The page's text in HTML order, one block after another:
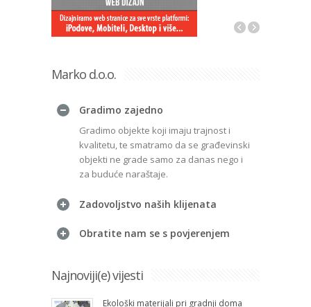
Marko d.o.o.
Gradimo zajedno
Gradimo objekte koji imaju trajnost i
kvalitetu, te smatramo da se građevinski
objekti ne grade samo za danas nego i
za buduće naraštaje.
Zadovoljstvo naših klijenata
Obratite nam se s povjerenjem
Najnoviji(e) vijesti
Ekološki materijali pri gradnji doma